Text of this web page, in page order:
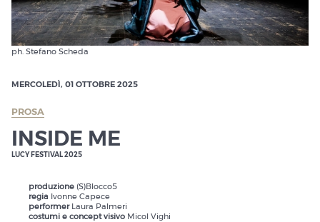
ph. Stefano Scheda
MERCOLEDÌ, 01 OTTOBRE 2025
PROSA
INSIDE ME
LUCY FESTIVAL 2025
produzione (S)Blocco5
regia Ivonne Capece
performerLaura Palmeri
costumi e concept visivo Micol Vighi